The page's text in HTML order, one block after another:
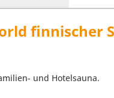
finnischer
und Hotelsauna.